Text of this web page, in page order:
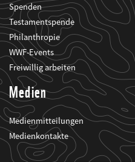
Spenden
Testamentspende
Philanthropie
WWF-Events
Freiwillig arbeiten
Medien
Medienmitteilungen
Medienkontakte